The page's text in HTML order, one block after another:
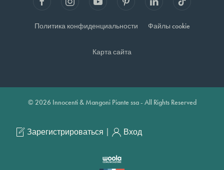
Политика конфиденциальности Файлы cookie
Карта сайта
© 2026 Innocenti & Mangoni Piante ssa - All Rights Reserved
Зарегистрироваться | Вход